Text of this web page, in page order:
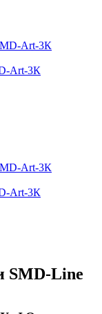
Art-3К
Art-3К
SMD-Line